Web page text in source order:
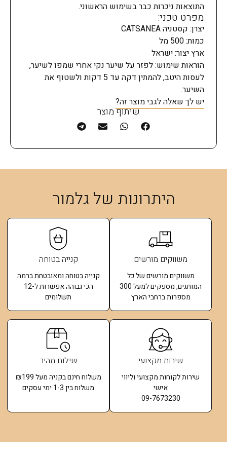
התוצאות ניכרות כבר בשימוש הראשוני.
מפרט טכני:
יצרן: קסטניה CATSANEA
כמות: 500 מל
ארץ יצור: ישראל
הוראות שימוש: לפזר על שיער נקי אחרי שמפו לשיער,
לעסות היטב, להמתין דקה עד 5 דקות ולשטוף את
השיער.
יש לך שאלה לגבי מוצר זה?
שיתוף מוצר
היתרונות של גלמור
משווקים מורשים
משווקים מורשים של כל
המותגים, מספקים למעל 300
מספרות ברחבי הארץ
קנייה בטוחה
קנייה בטוחה ומאובטחת ברמה
הכי גבוהה אפשרות ל-12
תשלומים​
שירות מקצועי
שירות לקוחות מקצועי וליווי
אישי
09-7673230
שילוח מהיר
משלוח חינם בקניה מעל ₪199
משלוח בין 1-3 ימי עסקים